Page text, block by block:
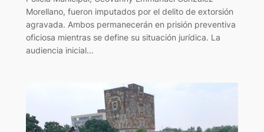
Morellano, fueron imputados por el delito de extorsión
agravada. Ambos permanecerán en prisión preventiva
oficiosa mientras se define su situación jurídica. La
audiencia inicial…